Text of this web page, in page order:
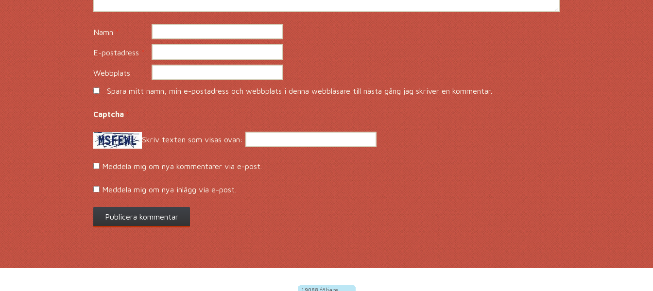
Namn*
E-postadress*
Webbplats
Spara mitt namn, min e-postadress och webbplats i denna webbläsare till nästa gång jag skriver en kommentar.
Captcha*
Skriv texten som visas ovan:
Meddela mig om nya kommentarer via e-post.
Meddela mig om nya inlägg via e-post.